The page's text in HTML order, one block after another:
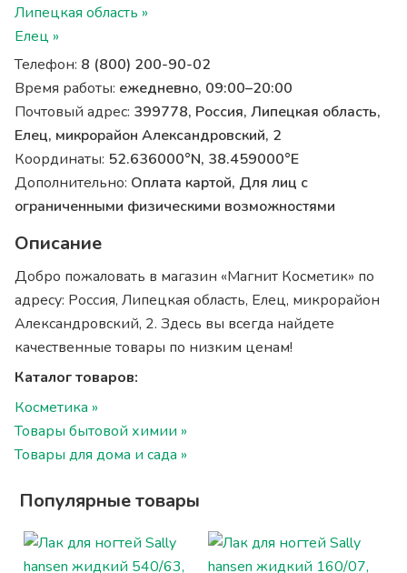
Липецкая область »
Елец »
Телефон: 8 (800) 200-90-02
Время работы: ежедневно, 09:00–20:00
Почтовый адрес: 399778, Россия, Липецкая область,
Елец, микрорайон Александровский, 2
Координаты: 52.636000°N, 38.459000°E
Дополнительно: Оплата картой, Для лиц с
ограниченными физическими возможностями
Описание
Добро пожаловать в магазин «Магнит Косметик» по
адресу: Россия, Липецкая область, Елец, микрорайон
Александровский, 2. Здесь вы всегда найдете
качественные товары по низким ценам!
Каталог товаров:
Косметика »
Товары бытовой химии »
Товары для дома и сада »
Популярные товары